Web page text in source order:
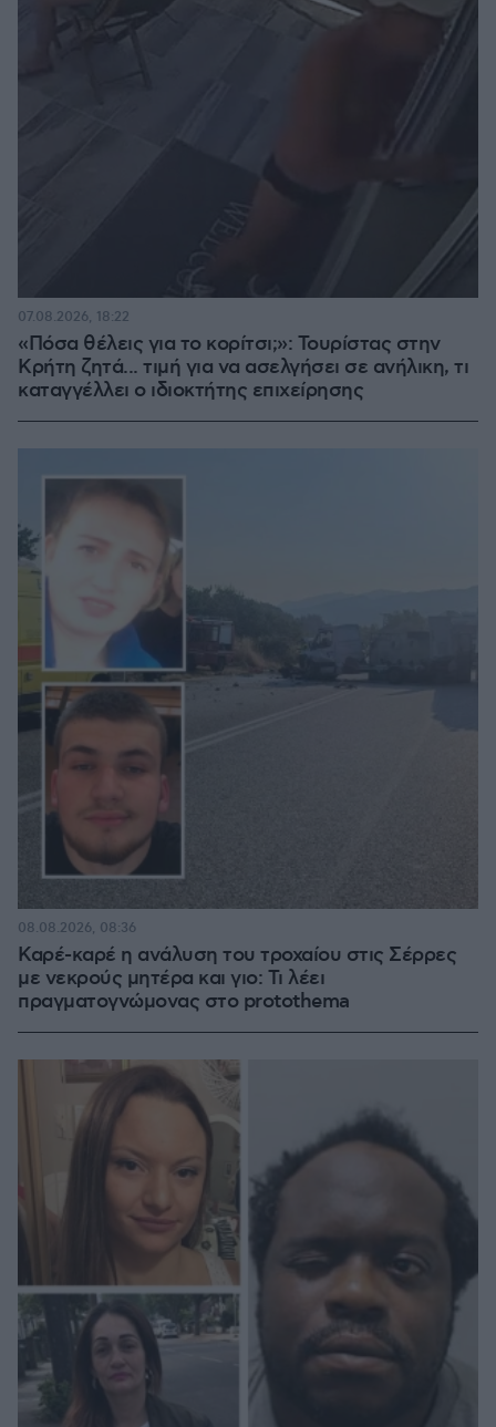
«Πόσα θέλεις για το κορίτσι;»: Τουρίστας στην
Κρήτη ζητά... τιμή για να ασελγήσει σε ανήλικη, τι
καταγγέλλει ο ιδιοκτήτης επιχείρησης
07.08.2026, 18:22
Καρέ-καρέ η ανάλυση του τροχαίου στις Σέρρες
με νεκρούς μητέρα και γιο: Τι λέει
πραγματογνώμονας στο protothema
08.08.2026, 08:36